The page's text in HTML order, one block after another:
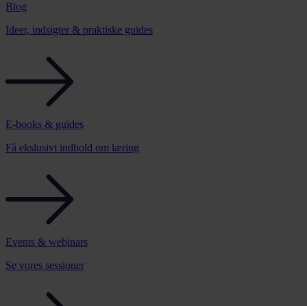
Blog
Ideer, indsigter & praktiske guides
E-books & guides
Få ekslusivt indhold om læring
Events & webinars
Se vores sessioner